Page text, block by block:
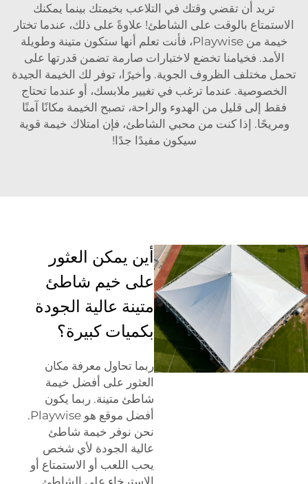
تريد أن تقضي وقتك في التلاعب بخيمتك بينما يمكنك
الاستمتاع بالوقت على الشاطئ! علاوةً على ذلك، عندما تختار
خيمة من Playwise، فأنت تعلم أنها ستكون متينة وطويلة
الأمد. فخيامنا تخضع لاختبارات صارمة تضمن قدرتها على
تحمل مختلف الظروف الجوية. وأخيرًا، توفر لك الخيمة الجيدة
الخصوصية. عندما ترغب في تغيير ملابسك، أو عندما تحتاج
فقط إلى قليل من الهدوء والراحة، تصبح الخيمة مكانًا آمنًا
ومريحًا. إذا كنت من محبي الشاطئ، فإن امتلاك خيمة قوية
سيكون مفيدًا جدًا!
أين يمكن العثور
على خيم شاطئ
متينة عالية الجودة
بكميات كبيرة؟
ربما تحاول معرفة مكان
العثور على أفضل خيمة
شاطئ متينة. ربما يكون
أفضل موقع هو Playwise.
نحن نوفر خيمة شاطئ
عالية الجودة لأي شخص
يحب اللعب أو الاستمتاع أو
الاسترخاء على الشاطئ.